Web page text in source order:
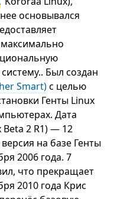
основывался
Был создан
Smart)с целью
Генты Linux
Дата
Beta 2 R1) — 12
на базе Генты
2006 года. 7
что прекращает
2010 года Крис